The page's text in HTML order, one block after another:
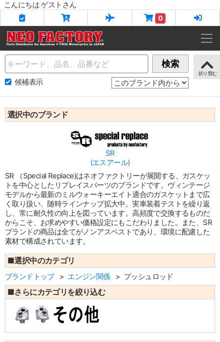
こんにちは ゲストさん
0
Name 検索
候補表示
選択中のブランド
SR
(エスアール)
SR （Special Replace)はネオファクトリーが展開する、ガスケッ
トを中心としたリプレイスパーツのブランドです。ヴィンテージ
モデルから最新のミルウォーキーエイト適合のガスケットまで広
く取り扱い、随時ラインナップ拡大中。実車装着テストを繰り返
し、常に耐久性の向上を図っています。高頻度で交換するものだ
からこそ、お求めやすい価格設定にもこだわりました。また、SR
ブランドの商品は全てがノンアスベストであり、環境に配慮した
素材で構成されています。
■選択中のカテゴリ
ブランドトップ エンジン関係 プッシュロッド
■さらにカテゴリを絞り込む